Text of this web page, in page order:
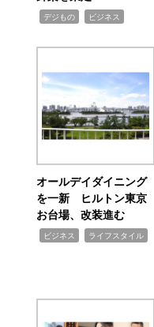
デジもの ビジネス
オールデイダイニング
を一新 ヒルトン東京
お台場、改装進む
ビジネス ライフスタイル